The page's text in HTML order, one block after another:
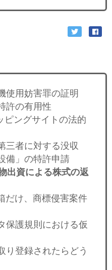
用妨害罪の証明
許の有用性
ングサイトの法的
者に対する没収
」の特許申請
資による株式の返
け、商標侵害案件
護規則における仮
登録されたらどう